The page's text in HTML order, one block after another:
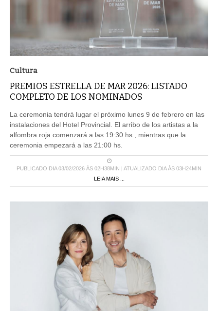
Cultura
PREMIOS ESTRELLA DE MAR 2026: LISTADO
COMPLETO DE LOS NOMINADOS
La ceremonia tendrá lugar el próximo lunes 9 de febrero en las
instalaciones del Hotel Provincial. El arribo de los artistas a la
alfombra roja comenzará a las 19:30 hs., mientras que la
ceremonia empezará a las 21:00 hs.
PUBLICADO DIA 03/02/2026 ÀS 02H38MIN | ATUALIZADO DIA ÀS 03H24MIN
LEIA MAIS ...